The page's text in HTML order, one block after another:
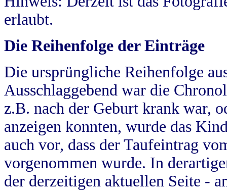
erlaubt.
Die Reihenfolge der Einträge
Die ursprüngliche Reihenfolge
Ausschlaggebend war die
z.B. nach der Geburt krank war,
anzeigen konnten, wurde das
auch vor, dass der Taufeintrag
vorgenommen wurde. In
der derzeitigen aktuellen Seite -